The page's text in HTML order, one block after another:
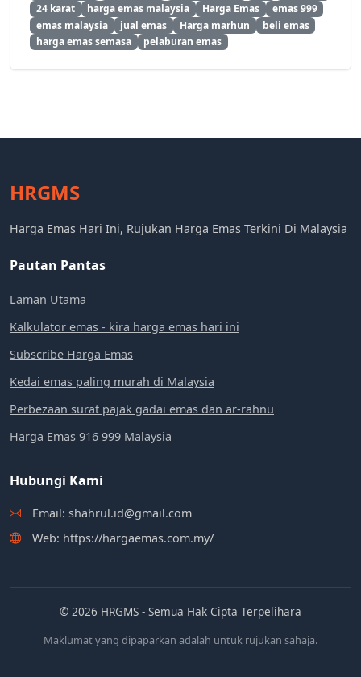
24 karat
harga emas malaysia Harga Emas
emas 999
emas malaysia
jual emas Harga marhun
beli emas
harga emas semasa
pelaburan emas
HRGMS
Harga Emas Hari Ini, Rujukan Harga Emas Terkini Di Malaysia
Pautan Pantas
Laman Utama
Kalkulator emas - kira harga emas hari ini
Subscribe Harga Emas
Kedai emas paling murah di Malaysia
Perbezaan surat pajak gadai emas dan ar-rahnu
Harga Emas 916 999 Malaysia
Hubungi Kami
Email: shahrul.id@gmail.com
Web: https://hargaemas.com.my/
© 2026 HRGMS - Semua Hak Cipta Terpelihara
Maklumat yang dipaparkan adalah untuk rujukan sahaja.